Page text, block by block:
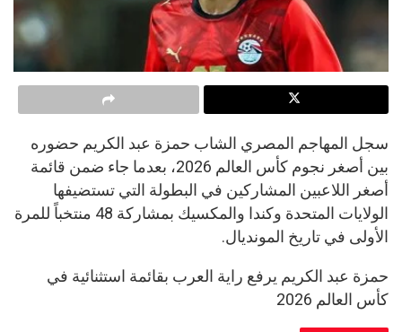
سجل المهاجم المصري الشاب حمزة عبد الكريم حضوره
بين أصغر نجوم كأس العالم 2026، بعدما جاء ضمن قائمة
أصغر اللاعبين المشاركين في البطولة التي تستضيفها
الولايات المتحدة وكندا والمكسيك بمشاركة 48 منتخباً للمرة
الأولى في تاريخ المونديال.
حمزة عبد الكريم يرفع راية العرب بقائمة استثنائية في
كأس العالم 2026